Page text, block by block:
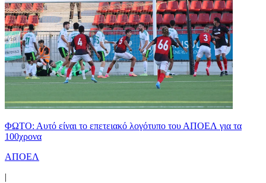
ΦΩΤΟ: Αυτό είναι το επετειακό λογότυπο του ΑΠΟΕΛ για τα
100χρονα
ΑΠΟΕΛ
|